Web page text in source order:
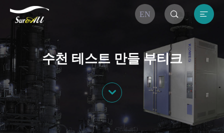
EN  
수천 테스트 만들 부티크
